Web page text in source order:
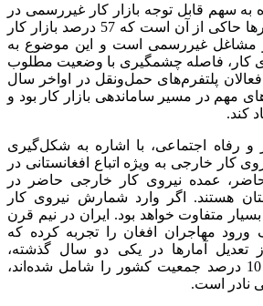
به سهم قابل توجه بازار کار غیررسمی در
اقتصاد کشور گفت: آمارها حاکی از آن است که 57 درصد بازار کار
مشاغل غیررسمی است و این موضوع به
کار، فاصله چشمگیری با وضعیت مطلوب
فعالان پلتفرم‌های حمل‌ونقل در اواخر سال
مهم در مسیر ساماندهی بازار کار بود و
کند.
و رفاه اجتماعی، با اشاره به شکل‌گیری
کار خارجی به ویژه اتباع افغانستانی در
عمده نیروی کار خارجی حاضر در
هستند. اگر وارد شمارش نیروی کار
متفاوت خواهد بود. ایران در نیم قرن
ورود مهاجران افغان را تجربه کرده که
تعدیل آمارها در یکی دو سال گذشته،
مهاجران افغانستانی تا 10 درصد جمعیت کشور را شامل شده‌اند،
نادر است.